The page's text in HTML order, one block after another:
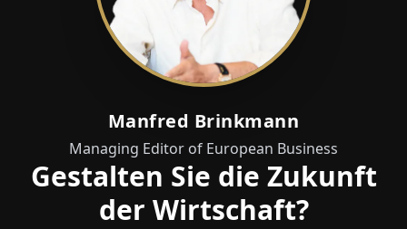
Manfred Brinkmann
Managing Editor of European Business
Gestalten Sie die Zukunft
der Wirtschaft?